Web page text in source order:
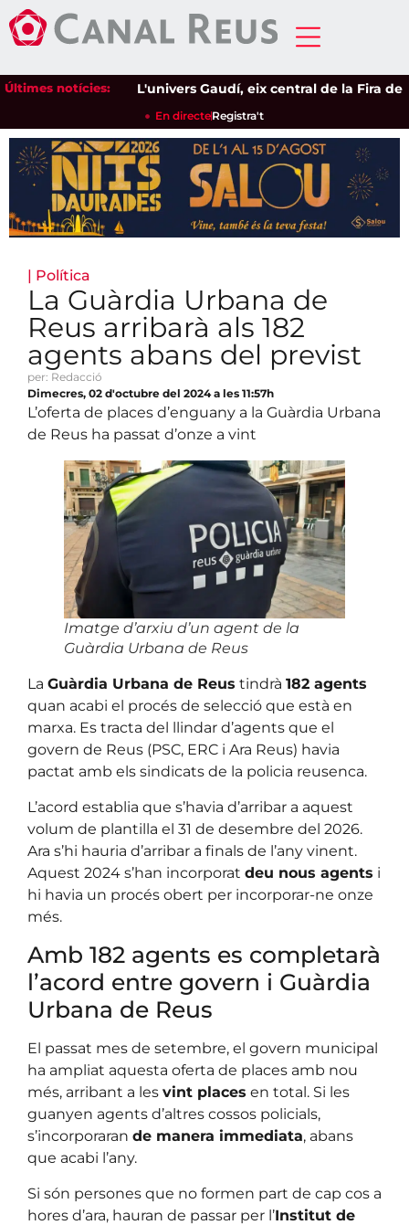
Últimes notícies: L'univers Gaudí, eix central de la Fira de
En directeRegistra't
| Política
La Guàrdia Urbana de
Reus arribarà als 182
agents abans del previst
per: Redacció
Dimecres, 02 d'octubre del 2024 a les 11:57h
L’oferta de places d’enguany a la Guàrdia Urbana
de Reus ha passat d’onze a vint
Imatge d’arxiu d’un agent de la
Guàrdia Urbana de Reus
La Guàrdia Urbana de Reus tindrà 182 agents
quan acabi el procés de selecció que està en
marxa. Es tracta del llindar d’agents que el
govern de Reus (PSC, ERC i Ara Reus) havia
pactat amb els sindicats de la policia reusenca.
L’acord establia que s’havia d’arribar a aquest
volum de plantilla el 31 de desembre del 2026.
Ara s’hi hauria d’arribar a finals de l’any vinent.
Aquest 2024 s’han incorporat deu nous agents i
hi havia un procés obert per incorporar-ne onze
més.
Amb 182 agents es completarà
l’acord entre govern i Guàrdia
Urbana de Reus
El passat mes de setembre, el govern municipal
ha ampliat aquesta oferta de places amb nou
més, arribant a les vint places en total. Si les
guanyen agents d’altres cossos policials,
s’incorporaran de manera immediata, abans
que acabi l’any.
Si són persones que no formen part de cap cos a
hores d’ara, hauran de passar per l’Institut de